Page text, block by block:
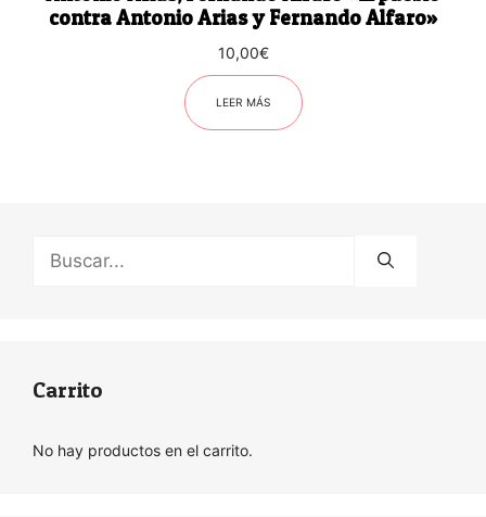
contra Antonio Arias y Fernando Alfaro»
10,00€
LEER MÁS
Carrito
No hay productos en el carrito.